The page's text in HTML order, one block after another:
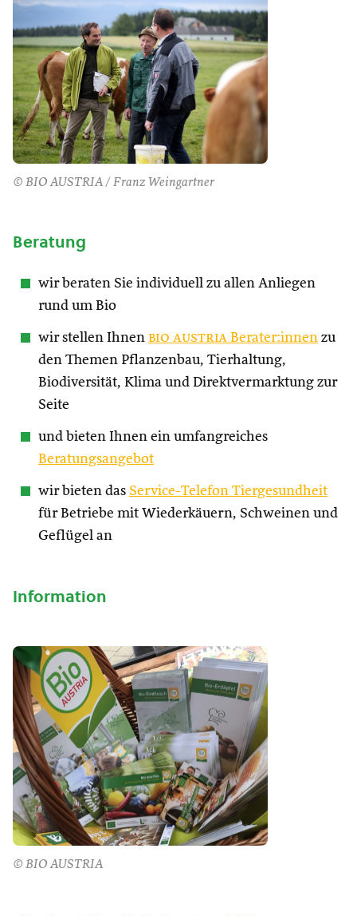
© BIO AUSTRIA / Franz Weingartner
Beratung
wir beraten Sie individuell zu allen Anliegen
rund um Bio
wir stellen Ihnen bio austria Berater:innen zu
den Themen Pflanzenbau, Tierhaltung,
Biodiversität, Klima und Direktvermarktung zur
Seite
und bieten Ihnen ein umfangreiches
Beratungsangebot
wir bieten das Service-Telefon Tiergesundheit
für Betriebe mit Wiederkäuern, Schweinen und
Geflügel an
Information
© BIO AUSTRIA